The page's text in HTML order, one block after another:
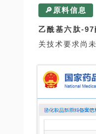
🔎原料信息
乙酰基六肽-97
关技术要求尚